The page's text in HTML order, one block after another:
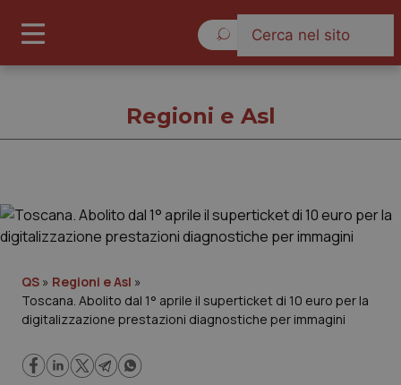
Governo e Parlamento
Regioni e Asl
Regioni e Asl
QS » Regioni e Asl »
Toscana. Abolito dal 1° aprile il superticket di 10 euro per la
digitalizzazione prestazioni diagnostiche per immagini